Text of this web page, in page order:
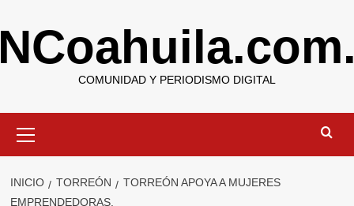
al
contenido
COMUNIDAD Y PERIODISMO DIGITAL
primario
INICIO TORREÓN
TORREÓN APOYA A MUJERES
EMPRENDEDORAS.